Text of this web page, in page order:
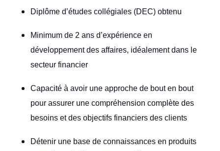
Diplôme d’études collégiales (DEC) obtenu
Minimum de 2 ans d’expérience en
développement des affaires, idéalement dans le
secteur financier
Capacité à avoir une approche de bout en bout
pour assurer une compréhension complète des
besoins et des objectifs financiers des clients
Détenir une base de connaissances en produits